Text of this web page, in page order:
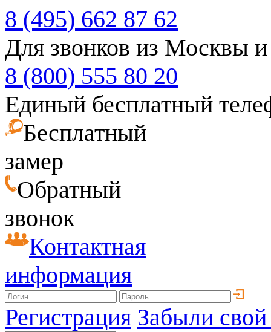
8 (495) 662 87 62
Для звонков из Москвы
8 (800) 555 80 20
Единый бесплатный
Бесплатный
замер
Обратный
звонок
Контактная
информация
Регистрация Забыли